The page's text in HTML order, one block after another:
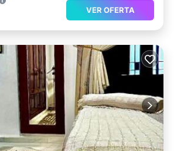
VER OFERTA